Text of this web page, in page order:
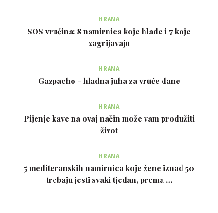
HRANA
SOS vrućina: 8 namirnica koje hlade i 7 koje
zagrijavaju
HRANA
Gazpacho - hladna juha za vruće dane
HRANA
Pijenje kave na ovaj način može vam produžiti
život
HRANA
5 mediteranskih namirnica koje žene iznad 50
trebaju jesti svaki tjedan, prema …